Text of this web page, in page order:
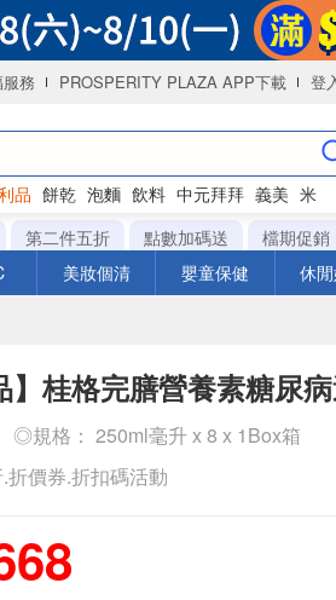
務 PROSPERITY PLAZA APP下載 登
品 餅乾 泡麵 飲料 中元拜拜 義美 米
第二件五折 點數加碼送 檔期促銷
美妝個清 嬰童保健 休
】桂格完膳營養素糖尿
◎規格： 250ml毫升 x 8 x 1Box箱
折價券.折扣碼活動